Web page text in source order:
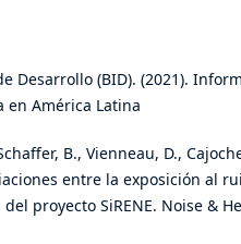
Desarrollo (BID). (2021).
en América Latina
B., Vienneau, D.,
entre la exposición al
proyecto SiRENE. Noise &